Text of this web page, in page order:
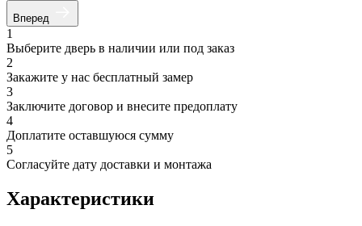
Вперед
1
Выберите дверь в наличии или под заказ
2
Закажите у нас бесплатный замер
3
Заключите договор и внесите предоплату
4
Доплатите оставшуюся сумму
5
Согласуйте дату доставки и монтажа
Характеристики